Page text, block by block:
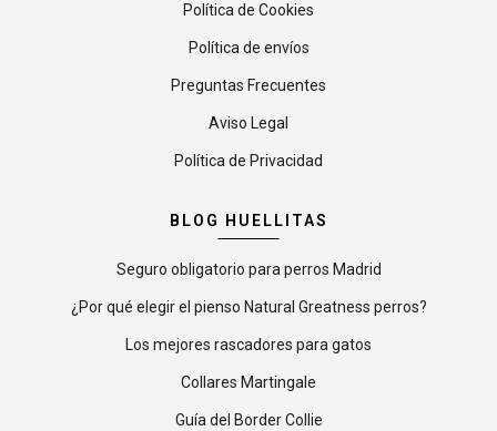
Política de Cookies
Política de envíos
Preguntas Frecuentes
Aviso Legal
Política de Privacidad
BLOG HUELLITAS
Seguro obligatorio para perros Madrid
¿Por qué elegir el pienso Natural Greatness perros?
Los mejores rascadores para gatos
Collares Martingale
Guía del Border Collie